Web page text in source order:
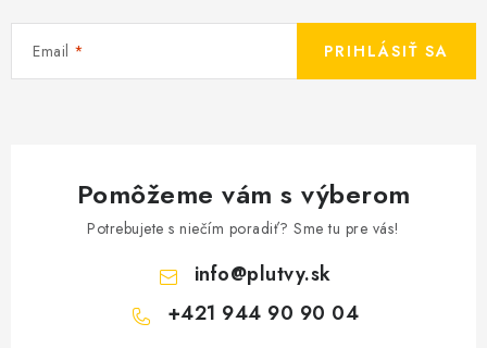
Email PRIHLÁSIŤ SA
Pomôžeme vám s výberom
Potrebujete s niečím poradiť? Sme tu pre vás!
info@plutvy.sk
+421 944 90 90 04